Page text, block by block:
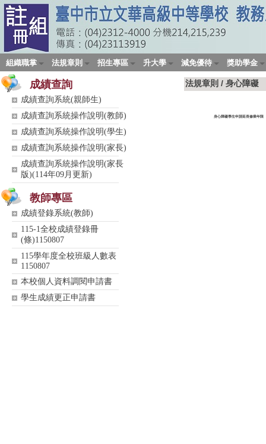
組織職掌 法規章則 招生專區 升大學 減免優待 獎助學金
成績查詢
成績查詢系統(親師生)
成績查詢系統操作說明(教師)
成績查詢系統操作說明(學生)
成績查詢系統操作說明(家長)
成績查詢系統操作說明(家長
版)(114年09月更新)
教師專區
成績登錄系統(教師)
115-1全校成績登錄冊
(條)1150807
115學年度全校班級人數表
1150807
本校個人資料調閱申請書
學生成績更正申請書
法規章則 / 身心障礙
身心障礙學生申請延長修業年限